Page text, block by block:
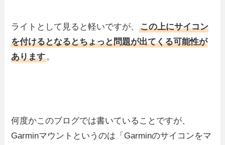
ライトとして見ると軽いですが、この上にサイコン
を付けるとなるとちょっと問題が出てくる可能性が
あります。
何度かこのブログでは書いていることですが、
Garminマウントというのは「Garminのサイコンをマ